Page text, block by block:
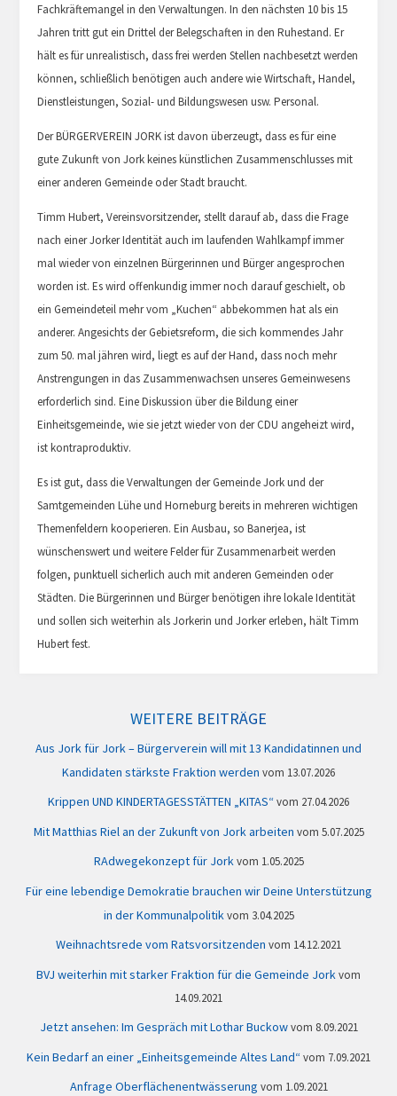
Fachkräftemangel in den Verwaltungen. In den nächsten 10 bis 15
Jahren tritt gut ein Drittel der Belegschaften in den Ruhestand. Er
hält es für unrealistisch, dass frei werden Stellen nachbesetzt werden
können, schließlich benötigen auch andere wie Wirtschaft, Handel,
Dienstleistungen, Sozial- und Bildungswesen usw. Personal.
Der BÜRGERVEREIN JORK ist davon überzeugt, dass es für eine
gute Zukunft von Jork keines künstlichen Zusammenschlusses mit
einer anderen Gemeinde oder Stadt braucht.
Timm Hubert, Vereinsvorsitzender, stellt darauf ab, dass die Frage
nach einer Jorker Identität auch im laufenden Wahlkampf immer
mal wieder von einzelnen Bürgerinnen und Bürger angesprochen
worden ist. Es wird offenkundig immer noch darauf geschielt, ob
ein Gemeindeteil mehr vom „Kuchen“ abbekommen hat als ein
anderer. Angesichts der Gebietsreform, die sich kommendes Jahr
zum 50. mal jähren wird, liegt es auf der Hand, dass noch mehr
Anstrengungen in das Zusammenwachsen unseres Gemeinwesens
erforderlich sind. Eine Diskussion über die Bildung einer
Einheitsgemeinde, wie sie jetzt wieder von der CDU angeheizt wird,
ist kontraproduktiv.
Es ist gut, dass die Verwaltungen der Gemeinde Jork und der
Samtgemeinden Lühe und Horneburg bereits in mehreren wichtigen
Themenfeldern kooperieren. Ein Ausbau, so Banerjea, ist
wünschenswert und weitere Felder für Zusammenarbeit werden
folgen, punktuell sicherlich auch mit anderen Gemeinden oder
Städten. Die Bürgerinnen und Bürger benötigen ihre lokale Identität
und sollen sich weiterhin als Jorkerin und Jorker erleben, hält Timm
Hubert fest.
WEITERE BEITRÄGE
Aus Jork für Jork – Bürgerverein will mit 13 Kandidatinnen und
Kandidaten stärkste Fraktion werden
13.07.2026
Krippen UND KINDERTAGESSTÄTTEN „KITAS“ 27.04.2026
Mit Matthias Riel an der Zukunft von Jork arbeiten 5.07.2025
RAdwegekonzept für Jork 1.05.2025
Für eine lebendige Demokratie brauchen wir Deine Unterstützung
in der Kommunalpolitik
3.04.2025
Weihnachtsrede vom Ratsvorsitzenden 14.12.2021
BVJ weiterhin mit starker Fraktion für die Gemeinde Jork
14.09.2021
Jetzt ansehen: Im Gespräch mit Lothar Buckow 8.09.2021
Kein Bedarf an einer „Einheitsgemeinde Altes Land“ 7.09.2021
Anfrage Oberflächenentwässerung 1.09.2021